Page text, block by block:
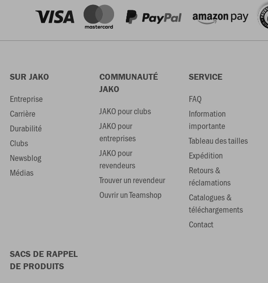
SUR JAKO
Entreprise
Carrière
Durabilité
Clubs
Newsblog
Médias
COMMUNAUTÉ
JAKO
JAKO pour clubs
JAKO pour
entreprises
JAKO pour
revendeurs
Trouver un revendeur
Ouvrir un Teamshop
SERVICE
FAQ
Information
importante
Tableau des tailles
Expédition
Retours &
réclamations
Catalogues &
téléchargements
Contact
SACS DE RAPPEL
DE PRODUITS